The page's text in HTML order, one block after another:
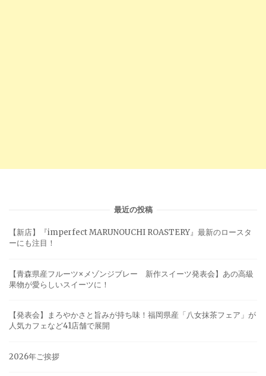
最近の投稿
【新店】『imperfect MARUNOUCHI ROASTERY』最新のロースタ
ーにも注目！
【青森県産フルーツ×メゾンジブレー 新作スイーツ発表会】あの高級
果物が愛らしいスイーツに！
【発表会】まろやかさと旨みが持ち味！福岡県産「八女抹茶フェア」が
人気カフェなど41店舗で展開
2026年ご挨拶